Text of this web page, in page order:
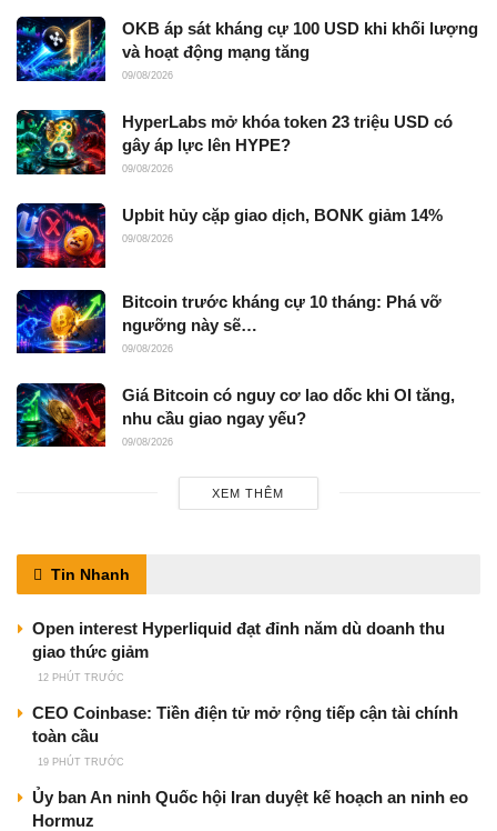
OKB áp sát kháng cự 100 USD khi khối lượng
và hoạt động mạng tăng
09/08/2026
HyperLabs mở khóa token 23 triệu USD có
gây áp lực lên HYPE?
09/08/2026
Upbit hủy cặp giao dịch, BONK giảm 14%
09/08/2026
Bitcoin trước kháng cự 10 tháng: Phá vỡ
ngưỡng này sẽ…
09/08/2026
Giá Bitcoin có nguy cơ lao dốc khi OI tăng,
nhu cầu giao ngay yếu?
09/08/2026
XEM THÊM
Tin Nhanh
Open interest Hyperliquid đạt đỉnh năm dù doanh thu
giao thức giảm
12 PHÚT TRƯỚC
CEO Coinbase: Tiền điện tử mở rộng tiếp cận tài chính
toàn cầu
19 PHÚT TRƯỚC
Ủy ban An ninh Quốc hội Iran duyệt kế hoạch an ninh eo
Hormuz